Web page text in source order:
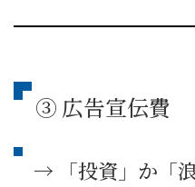
③ 広告宣伝費
→ 「投資」か「